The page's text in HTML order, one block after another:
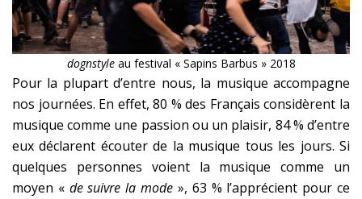
dognstyle au festival « Sapins Barbus » 2018
Pour la plupart d’entre nous, la musique accompagne
nos journées. En effet, 80 % des Français considèrent la
musique comme une passion ou un plaisir, 84 % d’entre
eux déclarent écouter de la musique tous les jours. Si
quelques personnes voient la musique comme un
moyen «de suivre la mode », 63 % l’apprécient pour ce